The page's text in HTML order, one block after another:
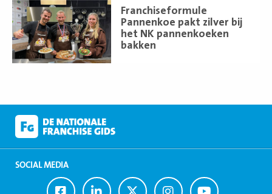
Franchiseformule
Pannenkoe pakt zilver bij
het NK pannenkoeken
bakken
Lees
meer
SOCIAL MEDIA
Ga
Ga
Ga
Ga
Ga